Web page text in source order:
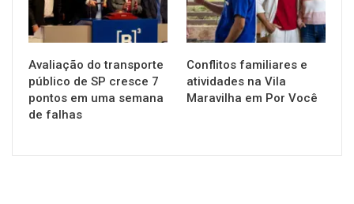
Avaliação do transporte
público de SP cresce 7
pontos em uma semana
de falhas
Conflitos familiares e
atividades na Vila
Maravilha em Por Você